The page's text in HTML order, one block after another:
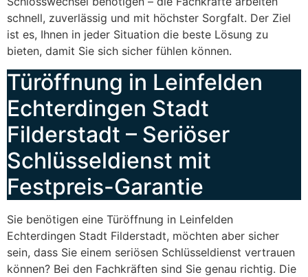
schnell, zuverlässig und mit höchster Sorgfalt. Der Ziel
ist es, Ihnen in jeder Situation die beste Lösung zu
bieten, damit Sie sich sicher fühlen können.
Türöffnung in Leinfelden
Echterdingen Stadt
Filderstadt – Seriöser
Schlüsseldienst mit
Festpreis-Garantie
Sie benötigen eine Türöffnung in Leinfelden
Echterdingen Stadt Filderstadt, möchten aber sicher
sein, dass Sie einem seriösen Schlüsseldienst vertrauen
können? Bei den Fachkräften sind Sie genau richtig. Die